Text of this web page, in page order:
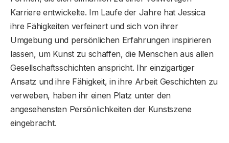
Karriere entwickelte. Im Laufe der Jahre hat Jessica
ihre Fähigkeiten verfeinert und sich von ihrer
Umgebung und persönlichen Erfahrungen inspirieren
lassen, um Kunst zu schaffen, die Menschen aus allen
Gesellschaftsschichten anspricht. Ihr einzigartiger
Ansatz und ihre Fähigkeit, in ihre Arbeit Geschichten zu
verweben, haben ihr einen Platz unter den
angesehensten Persönlichkeiten der Kunstszene
eingebracht.